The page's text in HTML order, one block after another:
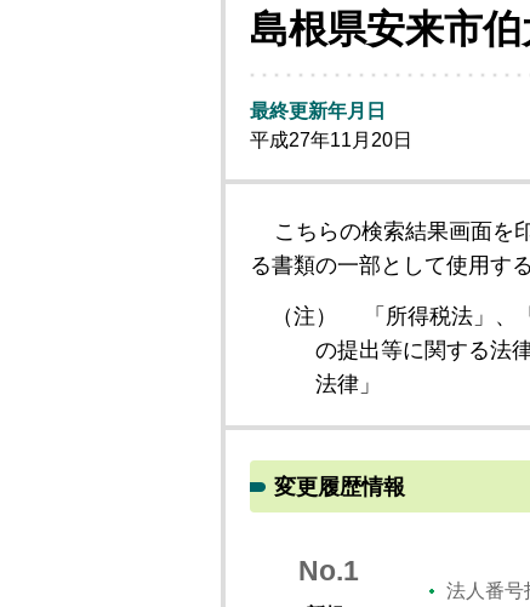
島根県安来市
最終更新年月日
平成27年11月20日
こちらの検索結果画面を
る書類の一部として使用す
（注）
「所得税法」
の提出等に関する法
法律」
変更履歴情報
No.1
法人番号